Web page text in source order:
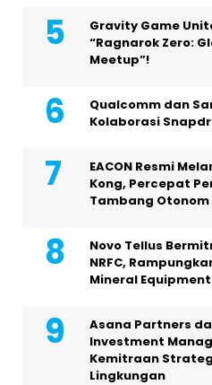
Gravity Game
“Ragnarok Zero:
Meetup”!
Qualcomm dan
Kolaborasi
EACON Resmi
Kong, Percepat
Tambang
Novo Tellus
NRFC,
Mineral Equipment
Asana Partners
Investment
Kemitraan
Lingkungan